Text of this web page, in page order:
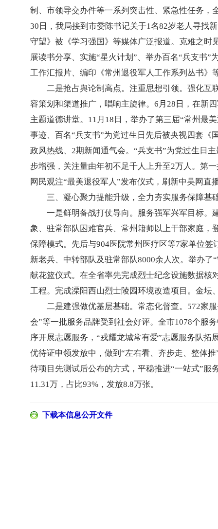
制、市领导交办件等一系列突击性、紧急性任务，
30日，我局接到市委陈书记关于1名82岁老人寻找
守望》被《学习强国》等媒体广泛报道。克难之
展读书分享、实施“星火计划”、举办百名“兵支书
工作汇报片、编印《常州退役军人工作系列丛书》
二是抢占舆论制高点。注重思想引领。强化互
容策划和渠道推广，唱响主旋律。6月28日，在新
主题道德讲堂。11月18日，举办了第三届“常州最
事迹、百名“兵支书”为党过生日先后被央视四套
政风热线、2期新闻通气会。“兵支书”为党过生日
步增强，关注量由年初不足千人上升至2万人。第
网民观注“最美退役军人”发布仪式，刷新中吴网直
三、凝心聚力提能升级，全力夯实服务保障基
一是鲜明备战打仗导向。服务强军兴军目标。
象、驻常部队困难官兵、常州籍师以上干部家庭
保障模式。先后与904医院常州医疗区等7家单位
新老兵、中转部队及驻常部队8000余人次。举办
献花篮仪式。在全省率先完成烈士纪念设施数据核
工程。完成溧阳西山烈士陵园环境改造项目。金坛
二是建强做优基层基础。常态化督查。572家
会”等一批服务品牌受到社会好评。全市1078个服
序开展志愿服务，“戎耀龙城常有爱”志愿服务队
优待证申领发放中，做到“左右看、齐步走、整体
待项目先测试后公布的方式，平稳推进“一站式”
11.31万，占比93%，发放8.8万张。
下载本信息公开文件